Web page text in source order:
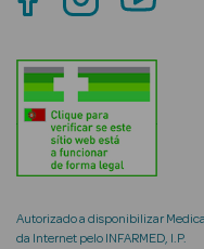
Rosto
Lábios
Criança
Autorizado a disponibilizar
da Internet pelo INFARMED, I.P.